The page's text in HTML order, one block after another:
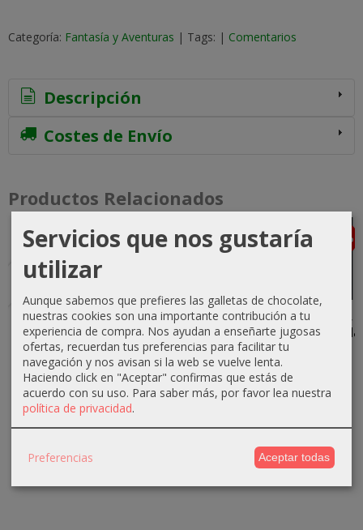
Categoría: Fantasía y Aventuras | Tags: | Comentarios
Descripción
Costes de Envío
Productos Relacionados
Agotado-5 %
El Libro de
Lovecraft
11,02 €
11,60 €
-5 %
El mundo
ilustrado de
Tolkien: La...
28,50 €
30,00 €
Agotado-10 %
Trilogía El
Señor de los
Anillos,...
33,62 €
37,35 €
-5 %
El Hobbit,
Ed. Revisada
Servicios que nos gustaría
utilizar
Aunque sabemos que prefieres las galletas de chocolate,
nuestras cookies son una importante contribución a tu
experiencia de compra. Nos ayudan a enseñarte jugosas
ofertas, recuerdan tus preferencias para facilitar tu
navegación y nos avisan si la web se vuelve lenta.
Haciendo click en "Aceptar" confirmas que estás de
acuerdo con su uso. Para saber más, por favor lea nuestra
política de privacidad.
Preferencias Aceptar todas